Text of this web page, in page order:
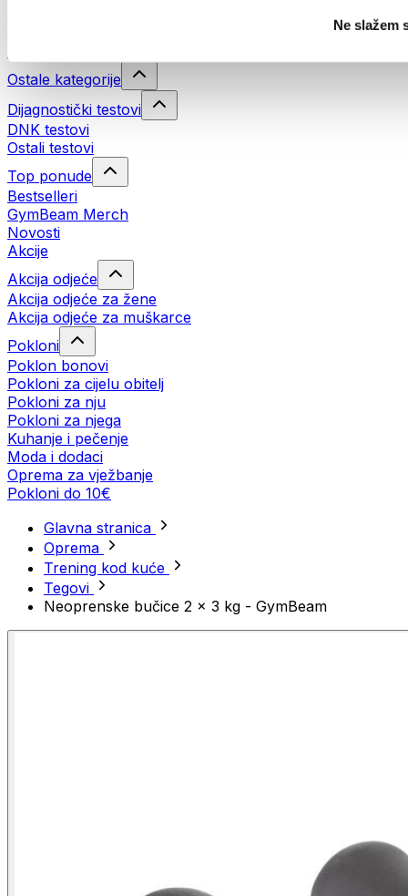
Ne slažem
Ostale kategorije
Dijagnostički testovi
DNK testovi
Ostali testovi
Top ponude
Bestselleri
GymBeam Merch
Novosti
Akcije
Akcija odjeće
Akcija odjeće za žene
Akcija odjeće za muškarce
Pokloni
Poklon bonovi
Pokloni za cijelu obitelj
Pokloni za nju
Pokloni za njega
Kuhanje i pečenje
Moda i dodaci
Oprema za vježbanje
Pokloni do 10€
Glavna stranica
Oprema
Trening kod kuće
Tegovi
Neoprenske bučice 2 x 3 kg - GymBeam